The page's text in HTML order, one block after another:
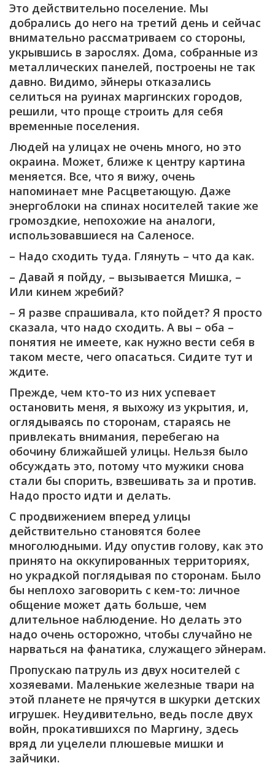
Это действительно поселение. Мы
добрались до него на третий день и сейчас
внимательно рассматриваем со стороны,
укрывшись в зарослях. Дома, собранные из
металлических панелей, построены не так
давно. Видимо, эйнеры отказались
селиться на руинах маргинских городов,
решили, что проще строить для себя
временные поселения.
Людей на улицах не очень много, но это
окраина. Может, ближе к центру картина
меняется. Все, что я вижу, очень
напоминает мне Расцветающую. Даже
энергоблоки на спинах носителей такие же
громоздкие, непохожие на аналоги,
использовавшиеся на Саленосе.
– Надо сходить туда. Глянуть – что да как.
– Давай я пойду, – вызывается Мишка, –
Или кинем жребий?
– Я разве спрашивала, кто пойдет? Я просто
сказала, что надо сходить. А вы – оба –
понятия не имеете, как нужно вести себя в
таком месте, чего опасаться. Сидите тут и
ждите.
Прежде, чем кто-то из них успевает
остановить меня, я выхожу из укрытия, и,
оглядываясь по сторонам, стараясь не
привлекать внимания, перебегаю на
обочину ближайшей улицы. Нельзя было
обсуждать это, потому что мужики снова
стали бы спорить, взвешивать за и против.
Надо просто идти и делать.
С продвижением вперед улицы
действительно становятся более
многолюдными. Иду опустив голову, как это
принято на оккупированных территориях,
но украдкой поглядывая по сторонам. Было
бы неплохо заговорить с кем-то: личное
общение может дать больше, чем
длительное наблюдение. Но делать это
надо очень осторожно, чтобы случайно не
нарваться на фанатика, служащего эйнерам.
Пропускаю патруль из двух носителей с
хозяевами. Маленькие железные твари на
этой планете не прячутся в шкурки детских
игрушек. Неудивительно, ведь после двух
войн, прокатившихся по Маргину, здесь
вряд ли уцелели плюшевые мишки и
зайчики.